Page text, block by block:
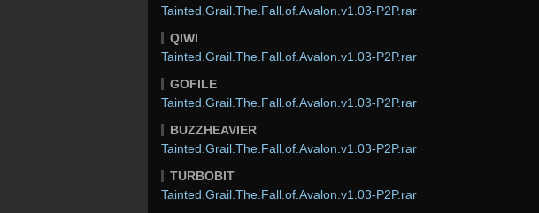
Tainted.Grail.The.Fall.of.Avalon.v1.03-P2P.rar
QIWI
Tainted.Grail.The.Fall.of.Avalon.v1.03-P2P.rar
GOFILE
Tainted.Grail.The.Fall.of.Avalon.v1.03-P2P.rar
BUZZHEAVIER
Tainted.Grail.The.Fall.of.Avalon.v1.03-P2P.rar
TURBOBIT
Tainted.Grail.The.Fall.of.Avalon.v1.03-P2P.rar